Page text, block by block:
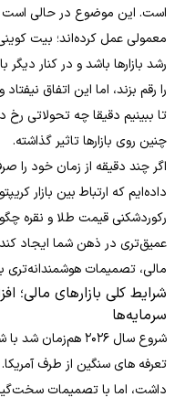
است. این موضوع در حالی است
معمولی عمل کرده‌اند؛ بیت
رشد بازارها باشد و در کنار
را رقم بزند، اما این اتفاق
تا ببینیم دقیقا چه تحولاتی
چنین روی بازارها تاثیر گذاشته.
اگر چند دقیقه از زمان خود
داده‌ایم که ارتباط بین بازار
رکوردشکنی قیمت طلا و نقره
عمیق‌تری در ذهن شما ایجاد کند
مالی، تصمیمات هوشمندانه‌تری
شرایط کلی بازارهای مالی؛
سرمایه‌ها
شروع سال ۲۰۲۶
تعرفه های سنگین از طرف
داشت، اما با تصمیمات